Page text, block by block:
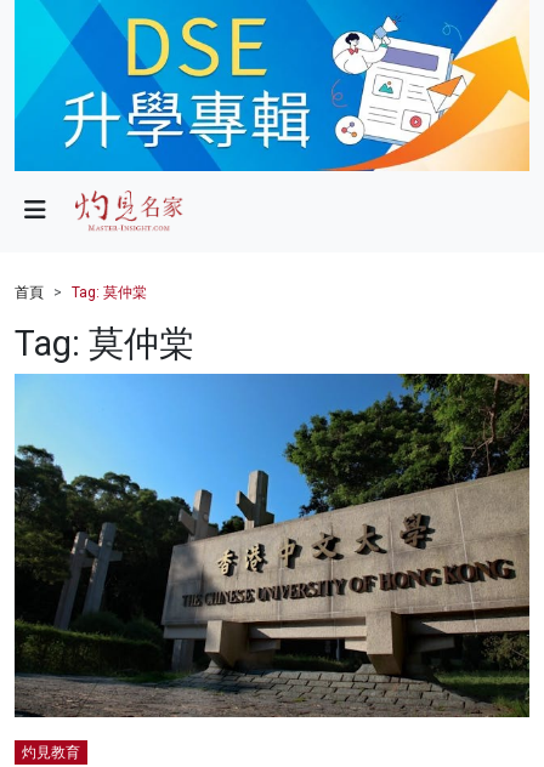
政局
財經
健康
科技
影片
名家榜
灼見活動
關於我們
首頁 Tag: 莫仲棠
Tag: 莫仲棠
灼見教育